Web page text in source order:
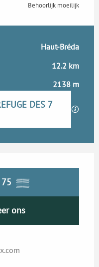
Behoorlijk moeilijk
Haut-Bréda
12.2 km
2138 m
DES 7
Met
▒▒
ons